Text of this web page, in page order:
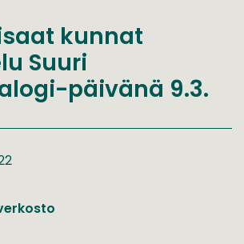
kunnat
Suuri
päivänä 9.3.